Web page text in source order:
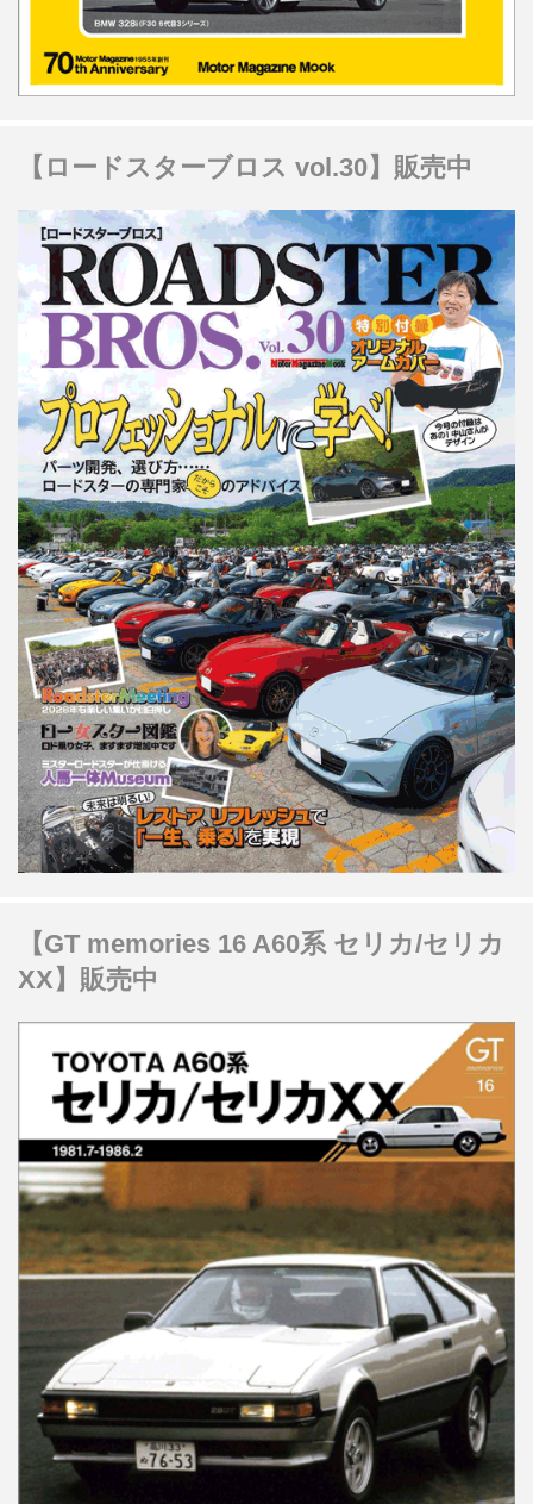
【ロードスターブロス vol.30】販売中
【GT memories 16 A60系 セリカ/セリカ
XX】販売中